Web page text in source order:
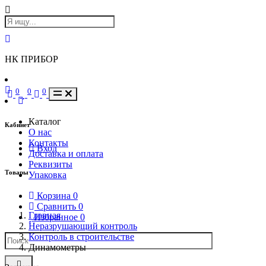
НК ПРИБОР
Кабинет
Вход
Товары
Корзина 0
Сравнить 0
Избранное 0
0 0 0
Каталог
О нас
Контакты
Доставка и оплата
Реквизиты
Упаковка
Главная
Неразрушающий контроль
Контроль в строительстве
Динамометры